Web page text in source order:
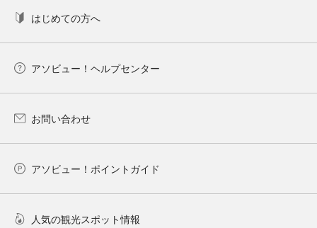
はじめての方へ
アソビュー！ヘルプセンター
お問い合わせ
アソビュー！ポイントガイド
人気の観光スポット情報